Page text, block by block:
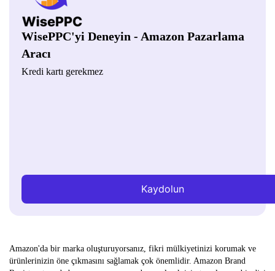
WisePPC'yi Deneyin - Amazon Pazarlama
Aracı
Kredi kartı gerekmez
Kaydolun
Amazon'da bir marka oluşturuyorsanız, fikri mülkiyetinizi korumak ve
ürünlerinizin öne çıkmasını sağlamak çok önemlidir. Amazon Brand